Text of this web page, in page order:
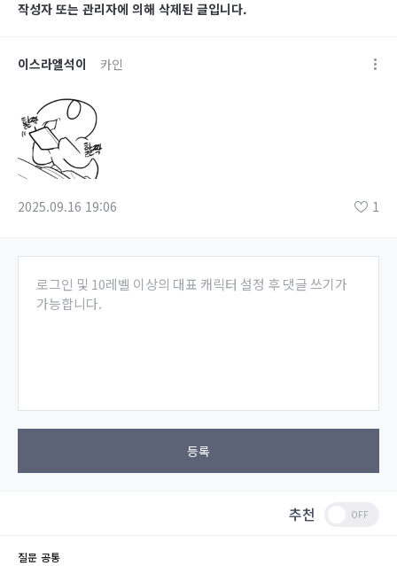
작성자 또는 관리자에 의해 삭제된 글입니다.
이스라엘석이 카인
2025.09.16 19:06 1
로그인 및 10레벨 이상의 대표 캐릭터 설정 후 댓글 쓰기가
가능합니다.
등록
추천
질문 공통